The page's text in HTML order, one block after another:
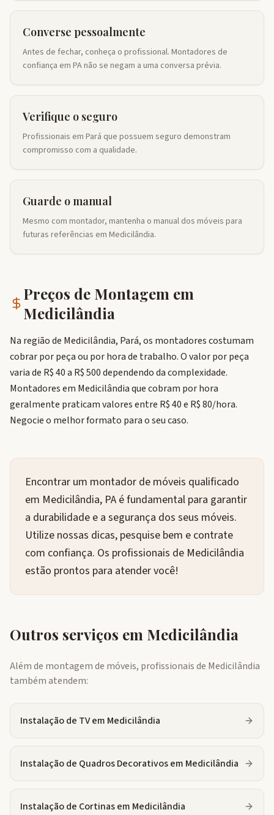
Converse pessoalmente
Antes de fechar, conheça o profissional. Montadores de
confiança em PA não se negam a uma conversa prévia.
Verifique o seguro
Profissionais em Pará que possuem seguro demonstram
compromisso com a qualidade.
Guarde o manual
Mesmo com montador, mantenha o manual dos móveis para
futuras referências em Medicilândia.
Preços de Montagem em
Medicilândia
Na região de Medicilândia, Pará, os montadores costumam
cobrar por peça ou por hora de trabalho. O valor por peça
varia de R$ 40 a R$ 500 dependendo da complexidade.
Montadores em Medicilândia que cobram por hora
geralmente praticam valores entre R$ 40 e R$ 80/hora.
Negocie o melhor formato para o seu caso.
Encontrar um montador de móveis qualificado
em Medicilândia, PA é fundamental para garantir
a durabilidade e a segurança dos seus móveis.
Utilize nossas dicas, pesquise bem e contrate
com confiança. Os profissionais de Medicilândia
estão prontos para atender você!
Outros serviços em Medicilândia
Além de montagem de móveis, profissionais de Medicilândia
também atendem:
Instalação de TVem Medicilândia
Instalação de Quadros Decorativosem Medicilândia
Instalação de Cortinasem Medicilândia